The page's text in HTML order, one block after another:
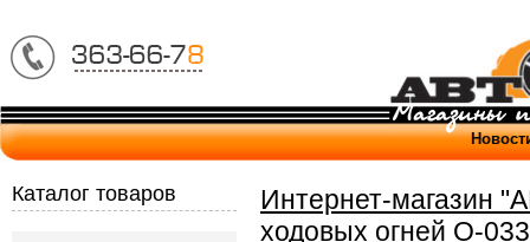
Интернет-магазин
ходовых огней O-
Каталог товаров